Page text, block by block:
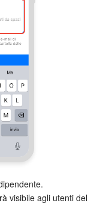
visibile agli utenti del